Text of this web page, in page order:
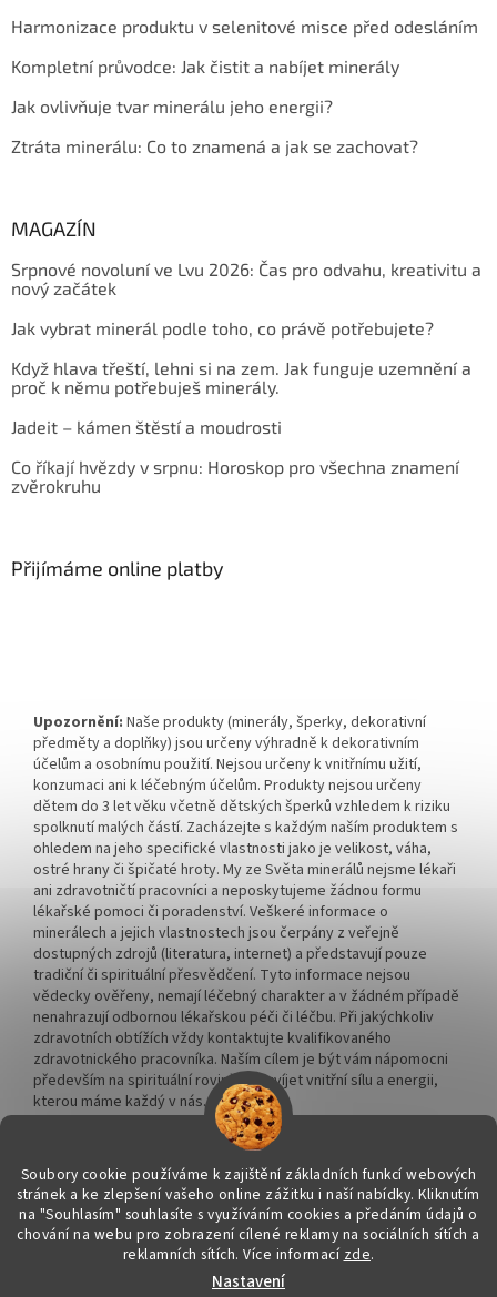
Soubory cookie používáme k zajištění základních funkcí webových
stránek a ke zlepšení vašeho online zážitku i naší nabídky. Kliknutím
na "Souhlasím" souhlasíte s využíváním cookies a předáním údajů o
chování na webu pro zobrazení cílené reklamy na sociálních sítích a
reklamních sítích. Více informací zde.
Nastavení
Harmonizace produktu v selenitové misce před odesláním
Kompletní průvodce: Jak čistit a nabíjet minerály
Jak ovlivňuje tvar minerálu jeho energii?
Ztráta minerálu: Co to znamená a jak se zachovat?
MAGAZÍN
Srpnové novoluní ve Lvu 2026: Čas pro odvahu, kreativitu a
nový začátek
Jak vybrat minerál podle toho, co právě potřebujete?
Když hlava třeští, lehni si na zem. Jak funguje uzemnění a
proč k němu potřebuješ minerály.
Jadeit – kámen štěstí a moudrosti
Co říkají hvězdy v srpnu: Horoskop pro všechna znamení
zvěrokruhu
Přijímáme online platby
Upozornění: Naše produkty (minerály, šperky, dekorativní
předměty a doplňky) jsou určeny výhradně k dekorativním
účelům a osobnímu použití. Nejsou určeny k vnitřnímu užití,
konzumaci ani k léčebným účelům. Produkty nejsou určeny
dětem do 3 let věku včetně dětských šperků vzhledem k riziku
spolknutí malých částí. Zacházejte s každým naším produktem s
ohledem na jeho specifické vlastnosti jako je velikost, váha,
ostré hrany či špičaté hroty. My ze Světa minerálů nejsme lékaři
ani zdravotničtí pracovníci a neposkytujeme žádnou formu
lékařské pomoci či poradenství. Veškeré informace o
minerálech a jejich vlastnostech jsou čerpány z veřejně
dostupných zdrojů (literatura, internet) a představují pouze
tradiční či spirituální přesvědčení. Tyto informace nejsou
vědecky ověřeny, nemají léčebný charakter a v žádném případě
nenahrazují odbornou lékařskou péči či léčbu. Při jakýchkoliv
zdravotních obtížích vždy kontaktujte kvalifikovaného
zdravotnického pracovníka. Naším cílem je být vám nápomocni
především na spirituální rovině a rozvíjet vnitřní sílu a energii,
kterou máme každý v nás.
Vytvořil Shoptet